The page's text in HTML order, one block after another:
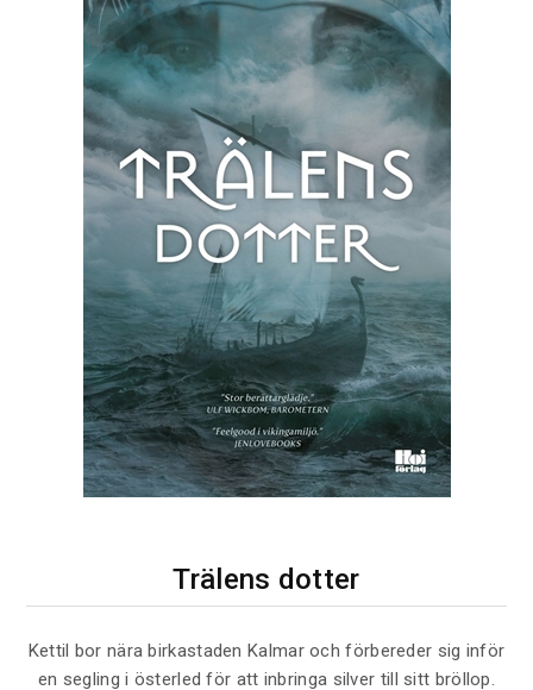
Trälens dotter
Kettil bor nära birkastaden Kalmar och förbereder sig inför
en segling i österled för att inbringa silver till sitt bröllop.